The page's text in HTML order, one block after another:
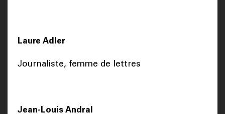
Laure Adler
Journaliste, femme de lettres
Jean-Louis Andral